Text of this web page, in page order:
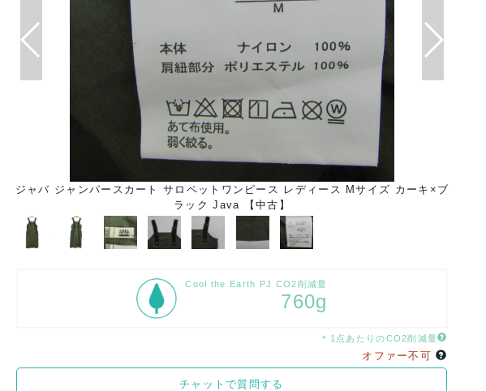
ジャバ ジャンパースカート サロペットワンピース レディース Mサイズ カーキ×ブ
ラック Java 【中古】
Cool the Earth PJ CO2削減量
760g
＊1点あたりのCO2削減量
オファー不可
チャットで質問する